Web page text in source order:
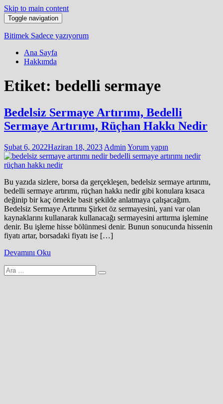
Skip to main content
Toggle navigation
Bitimek Sadece yazıyorum
Ana Sayfa
Hakkımda
Etiket: bedelli sermaye
Bedelsiz Sermaye Artırımı, Bedelli
Sermaye Artırımı, Rüçhan Hakkı Nedir
Şubat 6, 2022Haziran 18, 2023 Admin Yorum yapın
Bu yazıda sizlere, borsa da gerçekleşen, bedelsiz sermaye artırımı,
bedelli sermaye artırımı, rüçhan hakkı nedir gibi konulara kısaca
değinip bir kaç örnekle basit şekilde anlatmaya çalışacağım.
Bedelsiz Sermaye Artırımı Şirket öz sermayesini, yani var olan
kaynaklarını kullanarak kullanacağı sermayesini arttırma işlemine
denir. Bu işleme hisse bölünmesi denir. Bunun sonucunda hissenin
fiyatı artar, borsadaki fiyatı ise […]
Devamını Oku
Arama
yap: